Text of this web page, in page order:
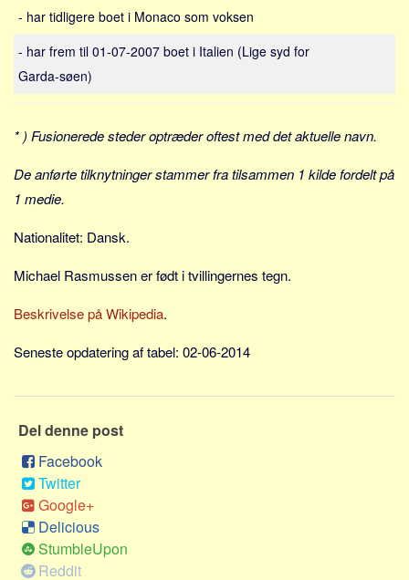
Sverige
Norge
Italien
USA
Alle
Nøgleord
Bolig
Job
Pension og opsparing
Transport
Alle
Aspekter
Køb og salg
Økonomi
- har tidligere boet i Monaco som voksen
- har frem til 01-07-2007 boet i Italien (Lige syd for
Garda-søen)
* ) Fusionerede steder optræder oftest med det aktuelle navn.
De anførte tilknytninger stammer fra tilsammen 1 kilde fordelt på
1 medie.
Nationalitet: Dansk.
Michael Rasmussen er født i tvillingernes tegn.
Beskrivelse på Wikipedia.
Seneste opdatering af tabel: 02-06-2014
Del denne post
Facebook
Twitter
Google+
Delicious
StumbleUpon
Reddit